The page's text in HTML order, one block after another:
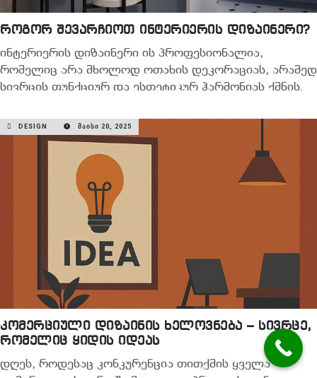
როგორ შევარჩიოთ ინტერიერის დიზაინერი?
ინტერიერის დიზაინერი ის პროფესიონალია,
რომელიც არა მხოლოდ ოთახის დეკორაციას, არამედ
სივრცის ფუნქციურ და ესთეტიკურ ჰარმონიას ქმნის.
READ MORE
DESIGN ᲛᲐᲘᲡᲘ 20, 2025
კომერციული დიზაინის ხელოვნება – სივრცე,
რომელიც ყიდის იდეას
დღეს, როდესაც კონკურენცია თითქმის ყველა